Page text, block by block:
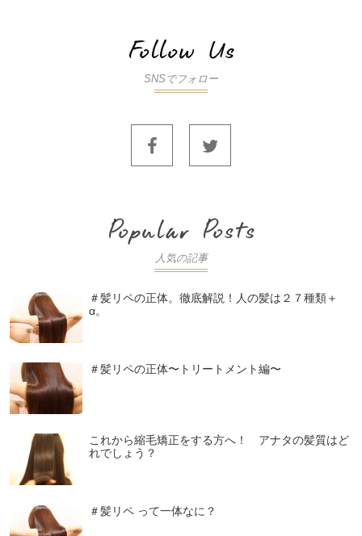
SNSでフォロー
人気の記事
＃髪リペの正体。徹底解説！人の髪は２７種類＋
α。
＃髪リペの正体〜トリートメント編〜
これから縮毛矯正をする方へ！ アナタの髪質はど
れでしょう？
＃髪リペ って一体なに？